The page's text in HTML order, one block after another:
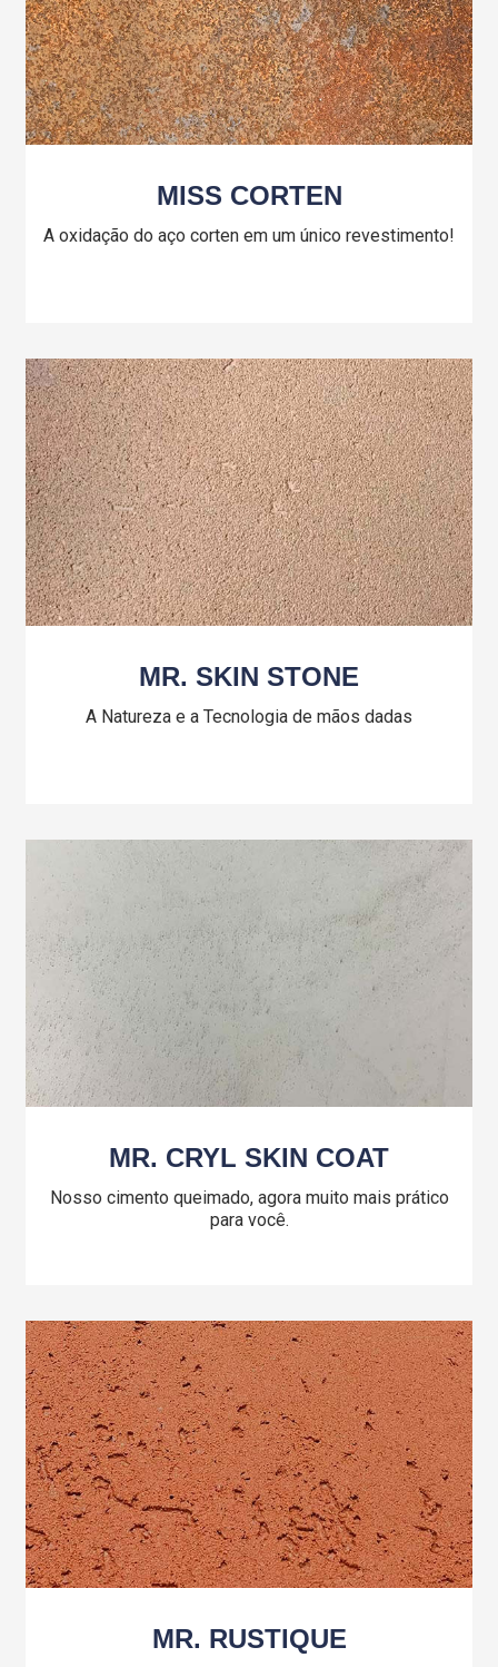
MISS CORTEN
A oxidação do aço corten em um único revestimento!
MR. SKIN STONE
A Natureza e a Tecnologia de mãos dadas
MR. CRYL SKIN COAT
Nosso cimento queimado, agora muito mais prático
para você.
MR. RUSTIQUE